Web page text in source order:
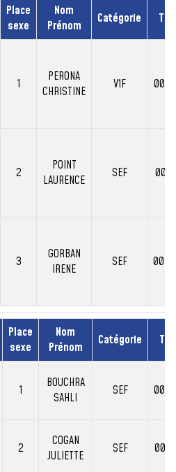
Place
sexe
Nom
Prénom
Catégorie
1
PERONA
CHRISTINE
V1F
2
POINT
LAURENCE
SEF
3
GORBAN
IRENE
SEF
Place
sexe
Nom
Prénom
Catégorie
1
BOUCHRA
SAHLI
SEF
2
COGAN
JULIETTE
SEF